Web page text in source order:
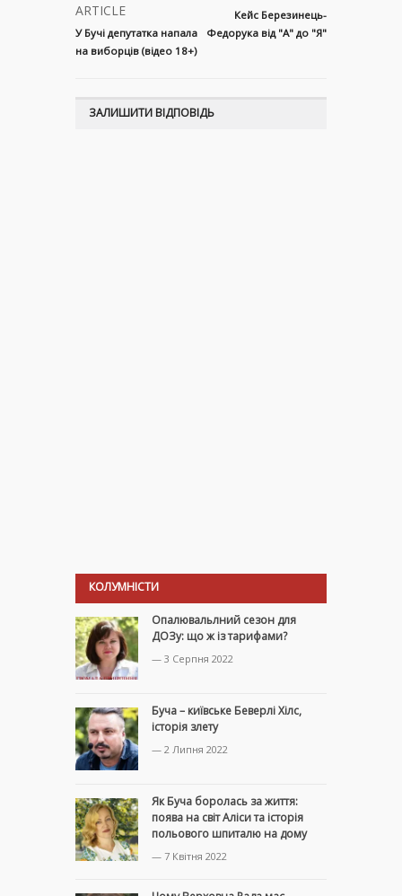
ARTICLE
У Бучі депутатка напала
на виборців (відео 18+)
Кейс Березинець-
Федорука від "А" до "Я"
ЗАЛИШИТИ ВІДПОВІДЬ
КОЛУМНІСТИ
Опалювальлний сезон для
ДОЗу: що ж із тарифами?
— 3 Серпня 2022
Буча – київське Беверлі Хілс,
історія злету
— 2 Липня 2022
Як Буча боролась за життя:
поява на світ Аліси та історія
польового шпиталю на дому
— 7 Квітня 2022